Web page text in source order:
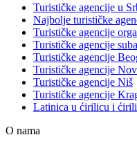
Turističke agencije u
Najbolje turističke
Turističke agencije
Turističke agencije
Turističke agencije
Turističke agencije
Turističke agencije Niš
Turističke agencije
Latinica u ćirilicu i
O nama